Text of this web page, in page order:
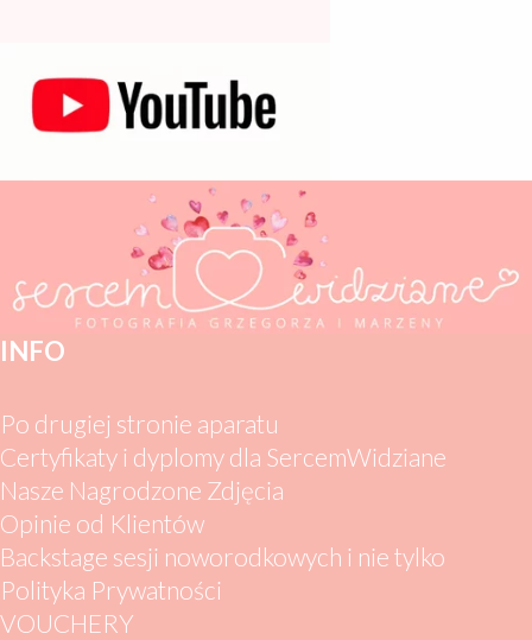
INFO
Po drugiej stronie aparatu
Certyfikaty i dyplomy dla SercemWidziane
Nasze Nagrodzone Zdjęcia
Opinie od Klientów
Backstage sesji noworodkowych i nie tylko
Polityka Prywatności
VOUCHERY